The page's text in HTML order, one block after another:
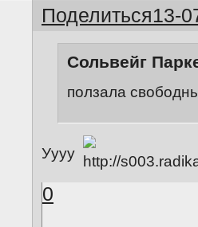
Поделиться13-
Сольвейг
ползала
Уууу
0